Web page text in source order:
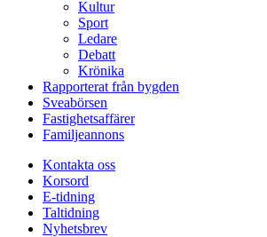
Kultur
Sport
Ledare
Debatt
Krönika
Rapporterat från bygden
Sveabörsen
Fastighetsaffärer
Familjeannons
Kontakta oss
Korsord
E-tidning
Taltidning
Nyhetsbrev